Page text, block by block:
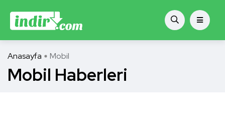
Anasayfa Mobil
Mobil Haberleri